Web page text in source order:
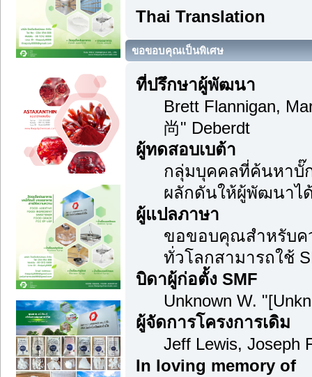
Thai Translation
ขอขอบคุณเป็นพิเศษ
ที่ปรึกษาผู้พัฒนา
Brett Flannigan,
尚" Deberdt
ผู้ทดสอบเบต้า
กลุ่มบุคคลที่ค้นหาบั๊
ผลักดันให้ผู้พัฒนาไ
ผู้แปลภาษา
ขอขอบคุณสำหรับค
ทั่วโลกสามารถใช้
บิดาผู้ก่อตั้ง SMF
Unknown W.
ผู้จัดการโครงการเดิม
Jeff Lewis, Joseph
In loving memory of